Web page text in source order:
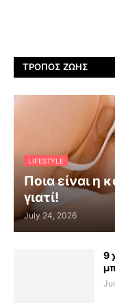
ΤΡΌΠΟΣ ΖΩΉΣ
LIFESTYLE
Ποια είναι η
γιατί!
July 24, 2026
9